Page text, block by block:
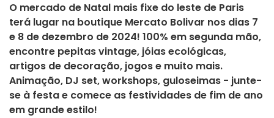
O mercado de Natal mais fixe do leste de Paris
terá lugar na boutique Mercato Bolivar nos dias 7
e 8 de dezembro de 2024! 100% em segunda mão,
encontre pepitas vintage, jóias ecológicas,
artigos de decoração, jogos e muito mais.
Animação, DJ set, workshops, guloseimas - junte-
se à festa e comece as festividades de fim de ano
em grande estilo!